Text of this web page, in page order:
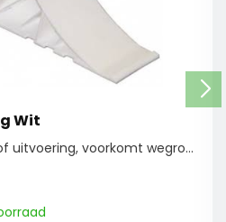
Wit
Kunststof uitvoering, voorkomt wegrollen op ee...